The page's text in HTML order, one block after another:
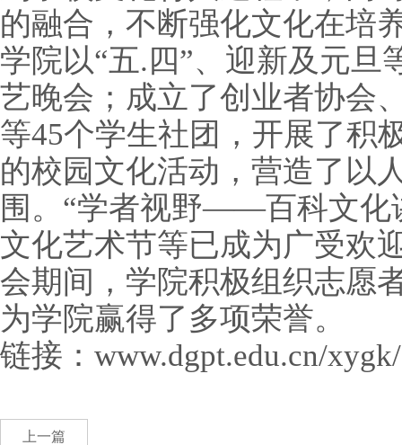
的融合，不断强化文化在培
学院以“五.四”、迎新及元
艺晚会；成立了创业者协会
等45个学生社团，开展了积
的校园文化活动，营造了以
围。“学者视野——百科文化
文化艺术节等已成为广受欢
会期间，学院积极组织志愿
为学院赢得了多项荣誉。
链接： www.dgpt.edu.cn/
上一篇